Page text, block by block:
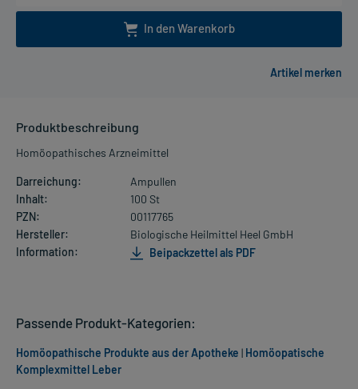
In den Warenkorb
Produktbeschreibung
Homöopathisches Arzneimittel
Darreichung:
Ampullen
Inhalt:
100 St
PZN:
00117765
Hersteller:
Biologische Heilmittel Heel GmbH
Information:
Beipackzettel als PDF
Passende Produkt-Kategorien:
Homöopathische Produkte aus der Apotheke | Homöopatische
Komplexmittel Leber